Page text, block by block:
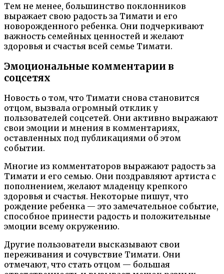
Тем не менее, большинство поклонников
выражает свою радость за Тимати и его
новорожденного ребенка. Они подчеркивают
важность семейных ценностей и желают
здоровья и счастья всей семье Тимати.
Эмоциональные комментарии в
соцсетях
Новость о том, что Тимати снова становится
отцом, вызвала огромный отклик у
пользователей соцсетей. Они активно выражают
свои эмоции и мнения в комментариях,
оставленных под публикациями об этом
событии.
Многие из комментаторов выражают радость за
Тимати и его семью. Они поздравляют артиста с
пополнением, желают младенцу крепкого
здоровья и счастья. Некоторые пишут, что
рождение ребенка — это замечательное событие,
способное принести радость и положительные
эмоции всему окружению.
Другие пользователи высказывают свои
переживания и сочувствие Тимати. Они
отмечают, что стать отцом — большая